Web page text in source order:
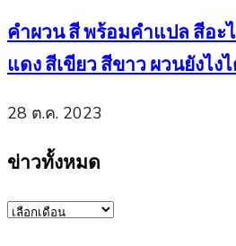
คำผวน สี พร้อมคำแปล สีอะ
แดง สีเขียว สีขาว ผวนยังไง
28 ต.ค. 2023
ข่าวทั้งหมด
ข่าว